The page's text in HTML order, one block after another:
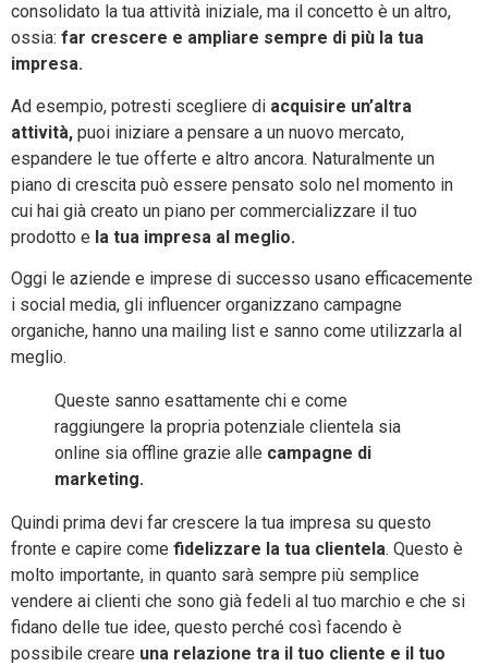
consolidato la tua attività iniziale, ma il concetto è un altro,
ossia: far crescere e ampliare sempre di più la tua
impresa.
Ad esempio, potresti scegliere di acquisire un’altra
attività, puoi iniziare a pensare a un nuovo mercato,
espandere le tue offerte e altro ancora. Naturalmente un
piano di crescita può essere pensato solo nel momento in
cui hai già creato un piano per commercializzare il tuo
prodotto e la tua impresa al meglio.
Oggi le aziende e imprese di successo usano efficacemente
i social media, gli influencer organizzano campagne
organiche, hanno una mailing list e sanno come utilizzarla al
meglio.
Queste sanno esattamente chi e come
raggiungere la propria potenziale clientela sia
online sia offline grazie alle campagne di
marketing.
Quindi prima devi far crescere la tua impresa su questo
fronte e capire come fidelizzare la tua clientela. Questo è
molto importante, in quanto sarà sempre più semplice
vendere ai clienti che sono già fedeli al tuo marchio e che si
fidano delle tue idee, questo perché così facendo è
possibile creare una relazione tra il tuo cliente e il tuo